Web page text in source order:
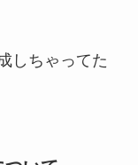
しちゃってた